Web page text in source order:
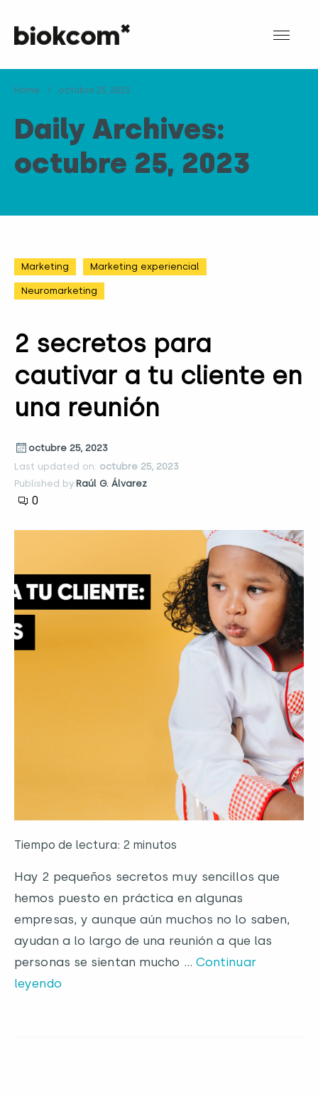
Home / octubre 25, 2023
Daily Archives:
octubre 25, 2023
Marketing Marketing experiencial
Neuromarketing
2 secretos para
cautivar a tu cliente en
una reunión
octubre 25, 2023
Last updated on: octubre 25, 2023
Published by:Raúl G. Álvarez
0
Tiempo de lectura: 2 minutos
Hay 2 pequeños secretos muy sencillos que
hemos puesto en práctica en algunas
empresas, y aunque aún muchos no lo saben,
ayudan a lo largo de una reunión a que las
personas se sientan mucho … Continuar
leyendo